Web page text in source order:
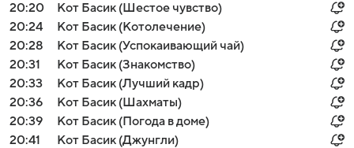
20:20
Кот Басик (Шестое чувство)
20:24
Кот Басик (Котолечение)
20:28
Кот Басик (Успокаивающий чай)
20:31
Кот Басик (Знакомство)
20:33
Кот Басик (Лучший кадр)
20:36
Кот Басик (Шахматы)
20:39
Кот Басик (Погода в доме)
20:41
Кот Басик (Джунгли)